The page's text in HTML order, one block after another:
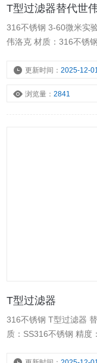
T型过滤器替代世
316不锈钢 3-60微米实
伟洛克 材质：316不锈
更新时间：2025-12-
浏览量：2841
T型过滤器
316不锈钢 T型过滤器
质：SS316不锈钢 精度